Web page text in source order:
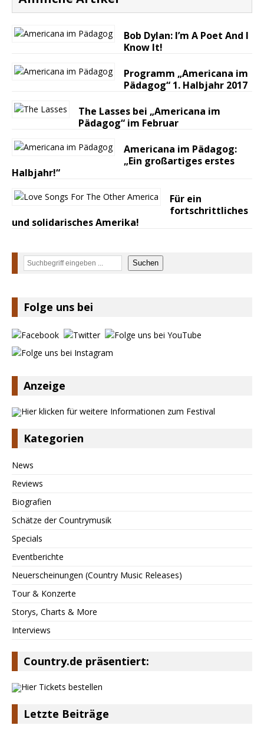
Bob Dylan: I’m A Poet And I
Know It!
Programm „Americana im
Pädagog“ 1. Halbjahr 2017
The Lasses bei „Americana im
Pädagog“ im Februar
Americana im Pädagog:
„Ein großartiges erstes
Halbjahr!“
Für ein
fortschrittliches
und solidarisches Amerika!
Suchen Suchen
Folge uns bei
Anzeige
Kategorien
News
Reviews
Biografien
Schätze der Countrymusik
Specials
Eventberichte
Neuerscheinungen (Country Music Releases)
Tour & Konzerte
Storys, Charts & More
Interviews
Country.de präsentiert:
Letzte Beiträge